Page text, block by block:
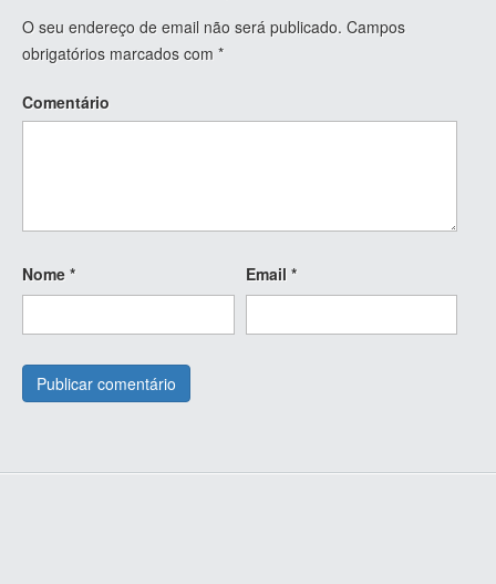
O seu endereço de email não será publicado. Campos
obrigatórios marcados com *
Comentário
Nome * Email *